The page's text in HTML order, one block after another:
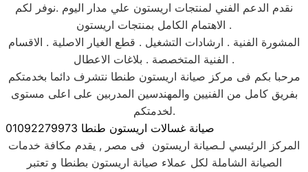
نقدم الدعم الفني لمنتجات اريستون علي مدار اليوم .نوفر لكم
الاهتمام الكامل بمنتجات اريستون .
المشورة الفنية . ارشادات التشغيل . قطع الغيار الاصلية . الاقسام
الفنية المتخصصة . بلاغات الاعطال .
مرحبا بكم فى مركز صيانة اريستون طنطا نتشرف دائما بخدمتكم
بفريق كامل من الفنيين والمهندسين المدربين على اعلى مستوى
لخدمتكم.
صيانة غسالات اريستون طنطا 01092279973
المركز الرئيسي لـصيانة اريستون فى مصر , يقدم مكافة خدمات
الصيانة الشاملة لكل عملاء صيانة اريستون بطنطا و تعتبر